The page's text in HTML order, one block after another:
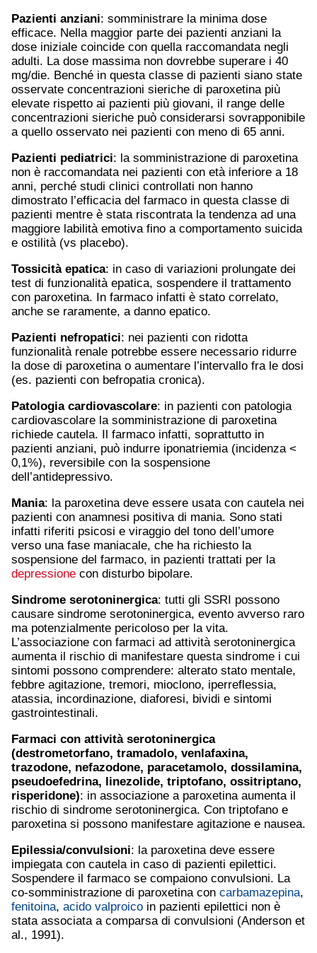
Pazienti anziani: somministrare la minima dose
efficace. Nella maggior parte dei pazienti anziani la
dose iniziale coincide con quella raccomandata negli
adulti. La dose massima non dovrebbe superare i 40
mg/die. Benché in questa classe di pazienti siano state
osservate concentrazioni sieriche di paroxetina più
elevate rispetto ai pazienti più giovani, il range delle
concentrazioni sieriche può considerarsi sovrapponibile
a quello osservato nei pazienti con meno di 65 anni.
Pazienti pediatrici: la somministrazione di paroxetina
non è raccomandata nei pazienti con età inferiore a 18
anni, perché studi clinici controllati non hanno
dimostrato l’efficacia del farmaco in questa classe di
pazienti mentre è stata riscontrata la tendenza ad una
maggiore labilità emotiva fino a comportamento suicida
e ostilità (vs placebo).
Tossicità epatica: in caso di variazioni prolungate dei
test di funzionalità epatica, sospendere il trattamento
con paroxetina. In farmaco infatti è stato correlato,
anche se raramente, a danno epatico.
Pazienti nefropatici: nei pazienti con ridotta
funzionalità renale potrebbe essere necessario ridurre
la dose di paroxetina o aumentare l’intervallo fra le dosi
(es. pazienti con befropatia cronica).
Patologia cardiovascolare: in pazienti con patologia
cardiovascolare la somministrazione di paroxetina
richiede cautela. Il farmaco infatti, soprattutto in
pazienti anziani, può indurre iponatriemia (incidenza <
0,1%), reversibile con la sospensione
dell’antidepressivo.
Mania: la paroxetina deve essere usata con cautela nei
pazienti con anamnesi positiva di mania. Sono stati
infatti riferiti psicosi e viraggio del tono dell’umore
verso una fase maniacale, che ha richiesto la
sospensione del farmaco, in pazienti trattati per la
depressione con disturbo bipolare.
Sindrome serotoninergica: tutti gli SSRI possono
causare sindrome serotoninergica, evento avverso raro
ma potenzialmente pericoloso per la vita.
L’associazione con farmaci ad attività serotoninergica
aumenta il rischio di manifestare questa sindrome i cui
sintomi possono comprendere: alterato stato mentale,
febbre agitazione, tremori, mioclono, iperreflessia,
atassia, incordinazione, diaforesi, bividi e sintomi
gastrointestinali.
Farmaci con attività serotoninergica
(destrometorfano, tramadolo, venlafaxina,
trazodone, nefazodone, paracetamolo, dossilamina,
pseudoefedrina, linezolide, triptofano, ossitriptano,
risperidone): in associazione a paroxetina aumenta il
rischio di sindrome serotoninergica. Con triptofano e
paroxetina si possono manifestare agitazione e nausea.
Epilessia/convulsioni: la paroxetina deve essere
impiegata con cautela in caso di pazienti epilettici.
Sospendere il farmaco se compaiono convulsioni. La
co-somministrazione di paroxetina con carbamazepina,
fenitoina, acido valproico in pazienti epilettici non è
stata associata a comparsa di convulsioni (Anderson et
al., 1991).